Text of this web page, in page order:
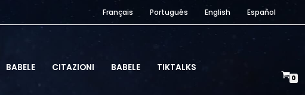
Français Português English Español
BABELE CITAZIONI BABELE
TIKTALKS
0